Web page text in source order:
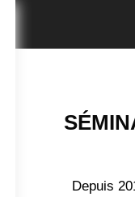
Depuis